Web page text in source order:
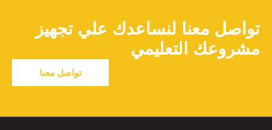
تواصل معنا لنساعدك علي تجهيز
مشروعك التعليمي
تواصل معنا